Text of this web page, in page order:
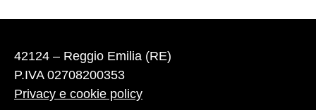
42124 – Reggio Emilia (RE)
P.IVA 02708200353
Privacy e cookie policy